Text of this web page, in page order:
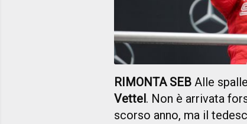
RIMONTA SEB Alle
Vettel. Non è arrivata
scorso anno, ma il